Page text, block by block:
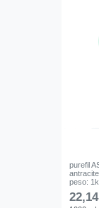
purefil
peso: